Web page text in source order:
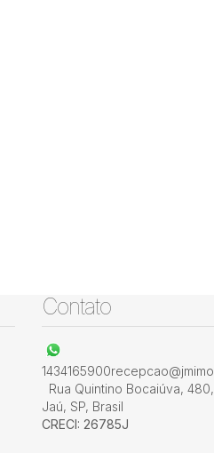
Contato
1434165900
Rua Quintino Bocaiúva, 480,
Jaú, SP, Brasil
CRECI: 26785J